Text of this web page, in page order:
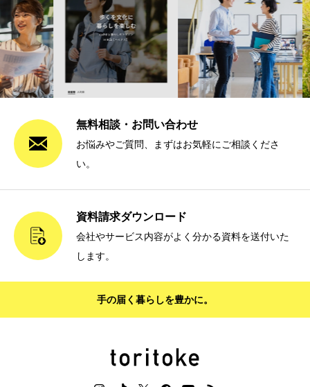
無料相談・お問い合わせ
お悩みやご質問、まずはお気軽にご相談くださ
い。
資料請求ダウンロード
会社やサービス内容がよく分かる資料を送付いた
します。
手の届く暮らしを豊かに。